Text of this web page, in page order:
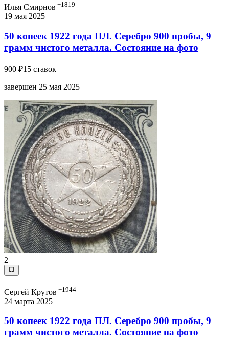
Илья Смирнов +1819
19 мая 2025
50 копеек 1922 года ПЛ. Серебро 900 пробы, 9
грамм чистого металла. Состояние на фото
900 ₽15 ставок
завершен 25 мая 2025
2
Сергей Крутов +1944
24 марта 2025
50 копеек 1922 года ПЛ. Серебро 900 пробы, 9
грамм чистого металла. Состояние на фото